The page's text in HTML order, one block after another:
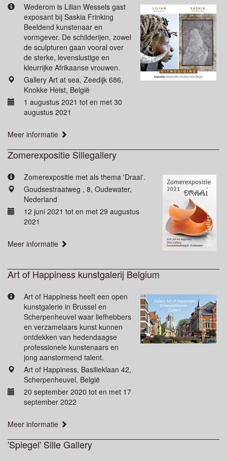
Wederom is Lilian Wessels gast
exposant bij Saskia Frinking
Beeldend kunstenaar en
vormgever. De schilderijen, zowel
de sculpturen gaan vooral over
de sterke, levenslustige en
kleurrijke Afrikaanse vrouwen.
Gallery Art at sea, Zeedijk 686,
Knokke Heist, België
1 augustus 2021 tot en met 30
augustus 2021
Meer informatie
Zomerexpositie Sillegallery
Zomerexpositie met als thema 'Draai'.
Goudsestraatweg , 8, Oudewater,
Nederland
12 juni 2021 tot en met 29 augustus
2021
Meer informatie
Art of Happiness kunstgalerij Belgium
Art of Happiness heeft een open
kunstgalerie in Brussel en
Scherpenheuvel waar liefhebbers
en verzamelaars kunst kunnen
ontdekken van hedendaagse
professionele kunstenaars en
jong aanstormend talent.
Art of Happiness, Basilieklaan 42,
Scherpenheuvel, België
20 september 2020 tot en met 17
september 2022
Meer informatie
'Spiegel' Sille Gallery